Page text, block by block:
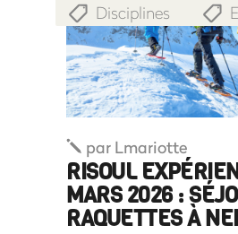
Disciplines
par Lmariotte
RISOUL
MARS 2026 :
RAQUETTES À